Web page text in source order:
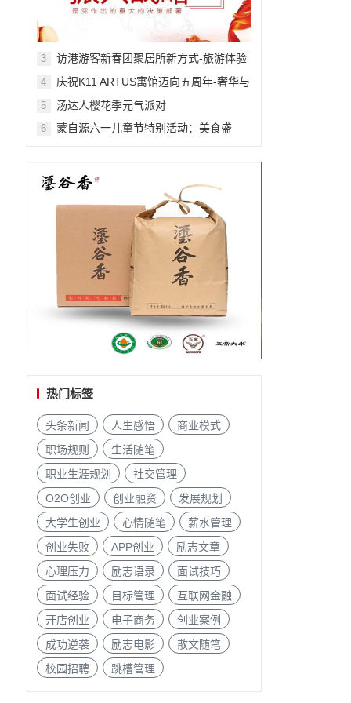
3
访港游客新春团聚居所新方式-旅游体验
4
庆祝K11 ARTUS寓馆迈向五周年-奢华与
5 汤达人樱花季元气派对
6
蒙自源六一儿童节特别活动：美食盛
热门标签
头条新闻 人生感悟
商业模式
职场规则
生活随笔
职业生涯规划
社交管理
O2O创业
创业融资
发展规划
大学生创业
心情随笔
薪水管理
创业失败
APP创业
励志文章
心理压力
励志语录
面试技巧
面试经验
目标管理
互联网金融
开店创业
电子商务
创业案例
成功逆袭
励志电影
散文随笔
校园招聘
跳槽管理